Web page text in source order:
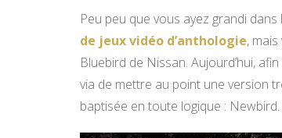
Peu peu que vous ayez grandi
de jeux vidéo d’anthologie,
Bluebird de Nissan. Aujourd’hui,
via de mettre au point une version
baptisée en toute logique : Newbird.